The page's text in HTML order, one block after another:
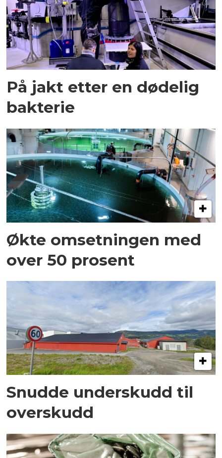
På jakt etter en dødelig
bakterie
Økte omsetningen med
over 50 prosent
Snudde underskudd til
overskudd